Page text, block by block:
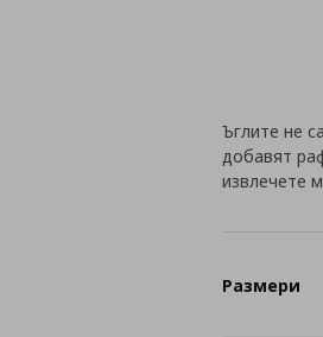
Ъглите не
добавят
извлечете
Размери